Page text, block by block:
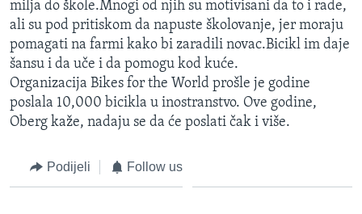
milja do škole.Mnogi od njih su motivisani da to i rade,
ali su pod pritiskom da napuste školovanje, jer moraju
pomagati na farmi kako bi zaradili novac.Bicikl im daje
šansu i da uče i da pomogu kod kuće.
Organizacija Bikes for the World prošle je godine
poslala 10,000 bicikla u inostranstvo. Ove godine,
Oberg kaže, nadaju se da će poslati čak i više.
Podijeli Follow us